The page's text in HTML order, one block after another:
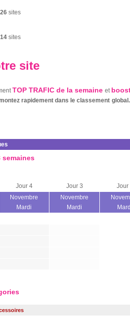
sites
sites
site
TOP TRAFIC de la semaine et
rapidement dans le classement global.
semaines
Jour 4 Jour 3 Jour
Novembre
Mardi
Novembre
Mardi